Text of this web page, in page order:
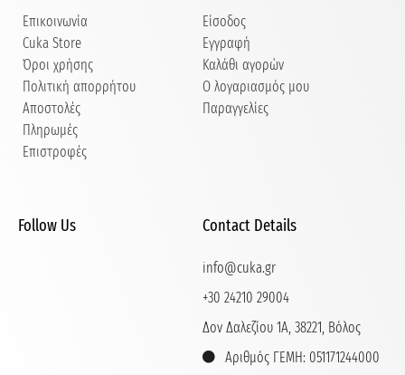
Επικοινωνία
Cuka Store
Όροι χρήσης
Πολιτική απορρήτου
Αποστολές
Πληρωμές
Επιστροφές
Είσοδος
Εγγραφή
Καλάθι αγορών
Ο λογαριασμός μου
Παραγγελίες
Follow Us Contact Details
info@cuka.gr
+30 24210 29004
Δον Δαλεζίου 1Α, 38221, Βόλος
Αριθμός ΓΕΜΗ: 051171244000